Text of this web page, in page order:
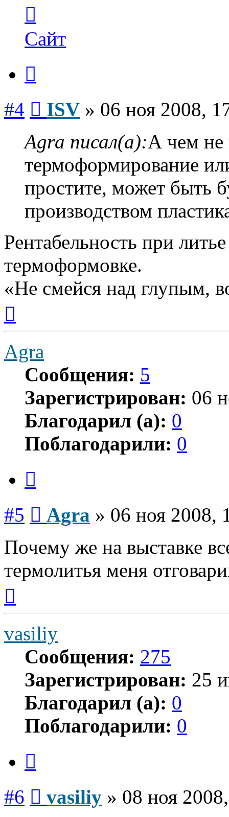
пользователя
ISV
Сайт
#4 ISV » 06 ноя 2008,
Agra писал(а):А чем не
термоформирование
простите, может быть
производством
Рентабельность при
термоформовке.
«Не смейся над глупым,
началу
Agra
Сообщения: 5
Зарегистрирован: 06
Благодарил (а): 0
Поблагодарили: 0
#5 Agra » 06 ноя 2008,
Почему же на выставке
термолитья меня
началу
vasiliy
Сообщения: 275
Зарегистрирован: 25
Благодарил (а): 0
Поблагодарили: 0
#6 vasiliy » 08 ноя